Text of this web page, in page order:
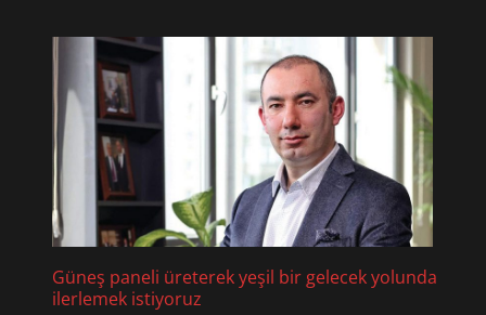
Güneş paneli üreterek yeşil bir gelecek yolunda
ilerlemek istiyoruz